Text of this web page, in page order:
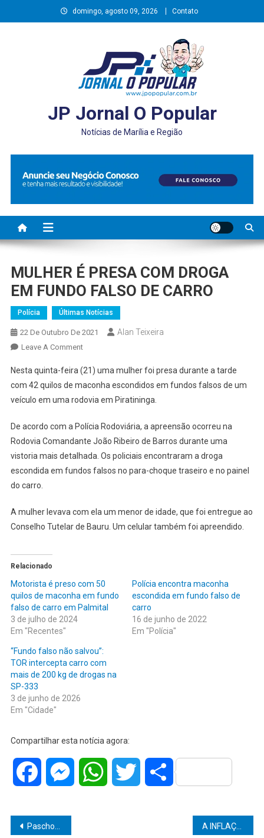
to
domingo, agosto 09, 2026 Contato
JP Jornal O Popular
Notícias de Marília e Região
MULHER É PRESA COM DROGA
EM FUNDO FALSO DE CARRO
Polícia Últimas Notícias
22 De Outubro De 2021 Alan Teixeira
Leave A CommentOn
É
PRESA
COM
EM
FUNDO
FALSO
DE
Nesta quinta-feira (21) uma mulher foi presa durante a tarde
com 42 quilos de maconha escondidos em fundos falsos de um
veículo em uma rodovia em Piratininga.
De acordo com a Polícia Rodoviária, a apreensão ocorreu na
Rodovia Comandante João Ribeiro de Barros durante uma
vistoria mais detalhada. Os policiais encontraram a droga
escondida em fundos falsos no para-choque traseiro e no painel
do carro.
A mulher levava com ela um menor de idade, que foi entregue ao
Conselho Tutelar de Bauru. Um celular também foi apreendido.
Relacionado
Motorista é preso com 50
quilos de maconha em fundo
falso de carro em Palmital
3 de julho de 2024
Em "Recentes"
Polícia encontra maconha
escondida em fundo falso de
carro
16 de junho de 2022
Em "Polícia"
“Fundo falso não salvou”:
TOR intercepta carro com
mais de 200 kg de drogas na
SP-333
3 de junho de 2026
Em "Cidade"
Compartilhar esta notícia agora:
Facebook MessengerWhatsAppTwitter Share
Navegação
Paschoalotto participa de evento “Retoma SP” em Marília A INFLAÇÃO ATUAL É CULPA DE QUEM?